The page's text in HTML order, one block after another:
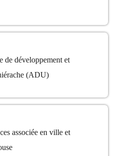
de développement et
(ADU)
associée en ville et